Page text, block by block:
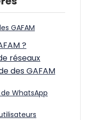
GAFAM
?
réseaux
des GAFAM
WhatsApp